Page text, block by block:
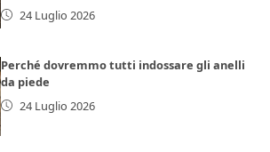
24 Luglio 2026
Perché dovremmo tutti indossare gli anelli
da piede
24 Luglio 2026